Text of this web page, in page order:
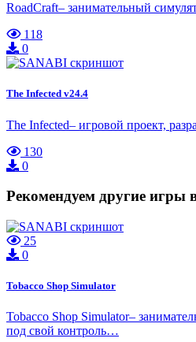
RoadCraft– занимательный
118
0
The Infected v24.4
The Infected– игровой проект,
130
0
Рекомендуем другие игры
25
0
Tobacco Shop Simulator
Tobacco Shop Simulator–
под свой контроль…